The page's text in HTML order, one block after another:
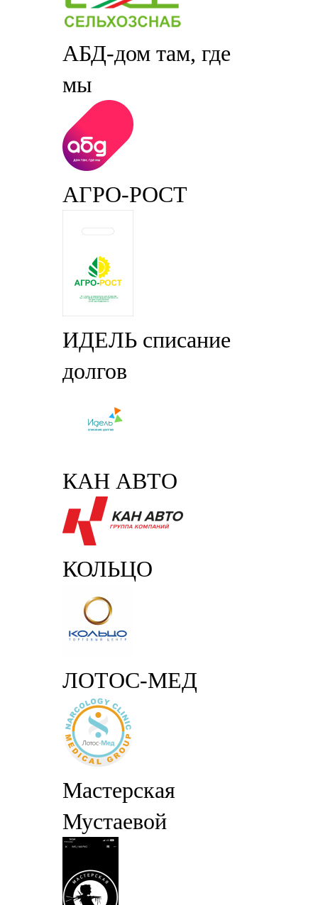
АБД-дом там, где
мы
АГРО-РОСТ
ИДЕЛЬ списание
долгов
КАН АВТО
КОЛЬЦО
ЛОТОС-МЕД
Мастерская
Мустаевой